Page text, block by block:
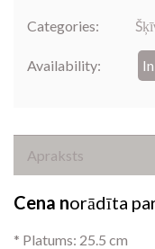
Categories:
Availability:
Apraksts
Cena norādīta
* Platums: 25.5 cm